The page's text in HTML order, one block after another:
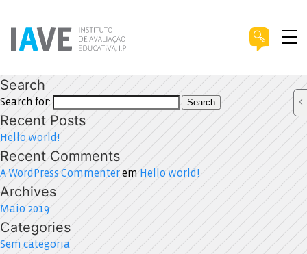
Search
Search for: Search
Recent Posts
Hello world!
Recent Comments
A WordPress Commenterem Hello world!
Archives
Maio 2019
Categories
Sem categoria